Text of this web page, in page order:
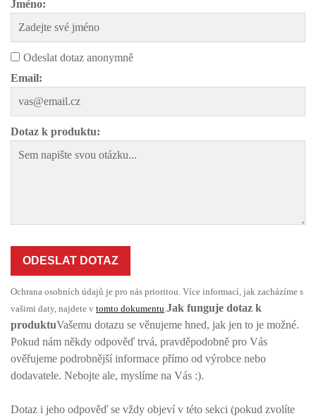
Jméno:
Odeslat dotaz anonymně
Email:
Dotaz k produktu:
ODESLAT DOTAZ
Ochrana osobních údajů je pro nás prioritou. Více informací, jak zacházíme s
vašimi daty, najdete v tomto dokumentu.Jak funguje dotaz k
produktuVašemu dotazu se věnujeme hned, jak jen to je možné.
Pokud nám někdy odpověď trvá, pravděpodobně pro Vás
ověřujeme podrobnější informace přímo od výrobce nebo
dodavatele. Nebojte ale, myslíme na Vás :).
Dotaz i jeho odpověď se vždy objeví v této sekci (pokud zvolíte